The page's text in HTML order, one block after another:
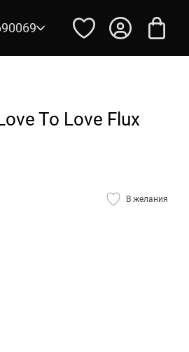
To Love Flux
В желания